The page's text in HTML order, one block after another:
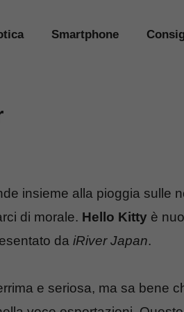
Smartphone
insieme alla pioggia sulle
di morale. Hello Kitty è
da iRiver Japan.
e seriosa, ma sa bene